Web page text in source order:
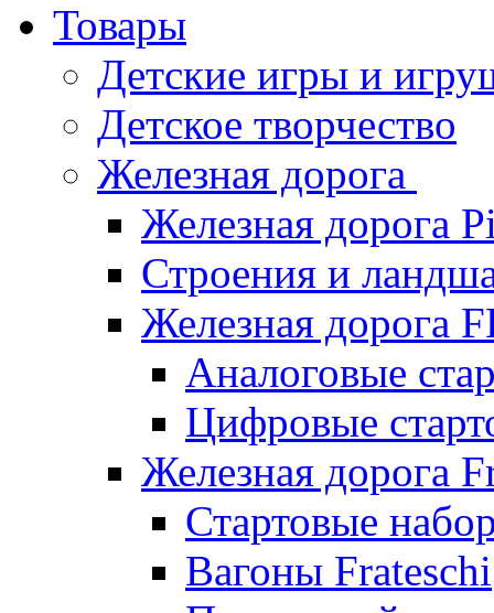
Товары
Детские игры и
Детское творчество
Железная дорога
Железная дорога
Строения и
Железная дорога
Аналоговые
Цифровые
Железная дорога
Стартовые
Вагоны Frateschi